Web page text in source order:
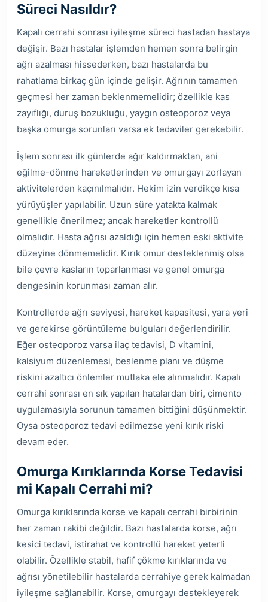
Süreci Nasıldır?
Kapalı cerrahi sonrası iyileşme süreci hastadan hastaya
değişir. Bazı hastalar işlemden hemen sonra belirgin
ağrı azalması hissederken, bazı hastalarda bu
rahatlama birkaç gün içinde gelişir. Ağrının tamamen
geçmesi her zaman beklenmemelidir; özellikle kas
zayıflığı, duruş bozukluğu, yaygın osteoporoz veya
başka omurga sorunları varsa ek tedaviler gerekebilir.
İşlem sonrası ilk günlerde ağır kaldırmaktan, ani
eğilme-dönme hareketlerinden ve omurgayı zorlayan
aktivitelerden kaçınılmalıdır. Hekim izin verdikçe kısa
yürüyüşler yapılabilir. Uzun süre yatakta kalmak
genellikle önerilmez; ancak hareketler kontrollü
olmalıdır. Hasta ağrısı azaldığı için hemen eski aktivite
düzeyine dönmemelidir. Kırık omur desteklenmiş olsa
bile çevre kasların toparlanması ve genel omurga
dengesinin korunması zaman alır.
Kontrollerde ağrı seviyesi, hareket kapasitesi, yara yeri
ve gerekirse görüntüleme bulguları değerlendirilir.
Eğer osteoporoz varsa ilaç tedavisi, D vitamini,
kalsiyum düzenlemesi, beslenme planı ve düşme
riskini azaltıcı önlemler mutlaka ele alınmalıdır. Kapalı
cerrahi sonrası en sık yapılan hatalardan biri, çimento
uygulamasıyla sorunun tamamen bittiğini düşünmektir.
Oysa osteoporoz tedavi edilmezse yeni kırık riski
devam eder.
Omurga Kırıklarında Korse Tedavisi
mi Kapalı Cerrahi mi?
Omurga kırıklarında korse ve kapalı cerrahi birbirinin
her zaman rakibi değildir. Bazı hastalarda korse, ağrı
kesici tedavi, istirahat ve kontrollü hareket yeterli
olabilir. Özellikle stabil, hafif çökme kırıklarında ve
ağrısı yönetilebilir hastalarda cerrahiye gerek kalmadan
iyileşme sağlanabilir. Korse, omurgayı destekleyerek